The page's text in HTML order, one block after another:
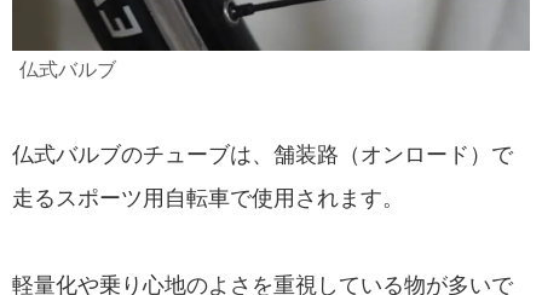
仏式バルブ
仏式バルブのチューブは、舗装路（オンロード）で
走るスポーツ用自転車で使用されます。
軽量化や乗り心地のよさを重視している物が多いで